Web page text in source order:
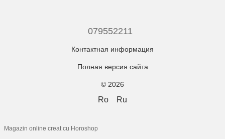
079552211
Контактная информация
Полная версия сайта
© 2026
Ro Ru
Magazin online creat cu Horoshop